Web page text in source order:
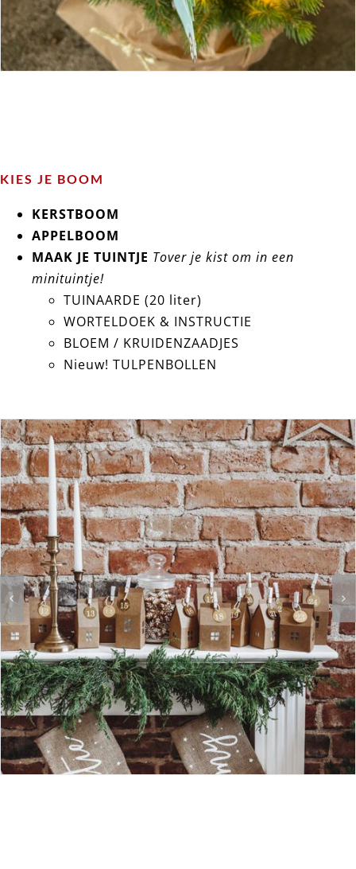
KIES JE BOOM
KERSTBOOM
APPELBOOM
MAAK JE TUINTJE Tover je kist om in een
minituintje!
TUINAARDE (20 liter)
WORTELDOEK & INSTRUCTIE
BLOEM / KRUIDENZAADJES
Nieuw! TULPENBOLLEN